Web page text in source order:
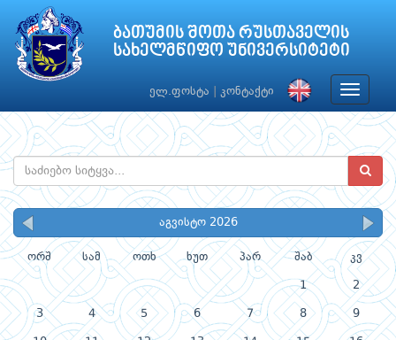
ბათუმის შოთა რუსთაველის
სახელმწიფო უნივერსიტეტი
ელ.ფოსტა კონტაქტი
Toggle
აგვისტო 2026
ორშ სამ ოთხ ხუთ პარ შაბ კვ
1 2
3 4 5 6 7 8 9